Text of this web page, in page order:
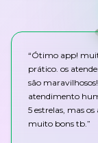
“Ótimo app!
prático. os
são
atendimento
5 estrelas, mas
muito bons tb.”